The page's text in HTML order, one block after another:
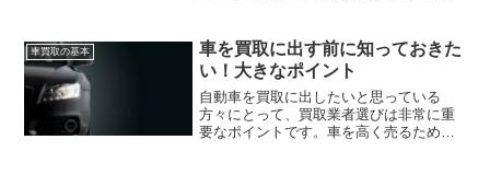
数の買取業者から査定額を比較すること
で、より高い価格での買取...
車買取の基本
車を買取に出す前に知っておきた
い！大きなポイント
自動車を買取に出したいと思っている
方々にとって、買取業者選びは非常に重
要なポイントです。車を高く売るために